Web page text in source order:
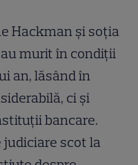
Hackman și soția
murit în condiții
an, lăsând în
ci și
bancare.
scot la